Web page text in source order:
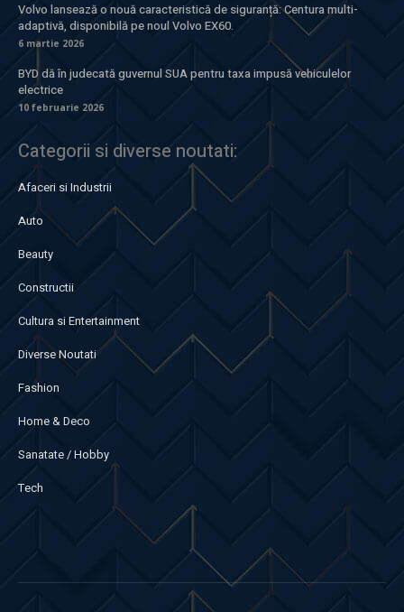
Volvo lansează o nouă caracteristică de siguranță: Centura multi-
adaptivă, disponibilă pe noul Volvo EX60.
6 martie 2026
BYD dă în judecată guvernul SUA pentru taxa impusă vehiculelor
electrice
10 februarie 2026
Categorii si diverse noutati:
Afaceri si Industrii
Auto
Beauty
Constructii
Cultura si Entertainment
Diverse Noutati
Fashion
Home & Deco
Sanatate / Hobby
Tech